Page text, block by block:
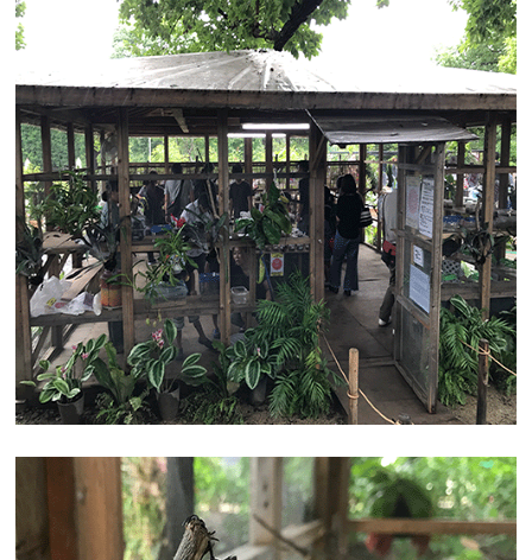
仮面ライダーエグゼイドキャラクターショー！！